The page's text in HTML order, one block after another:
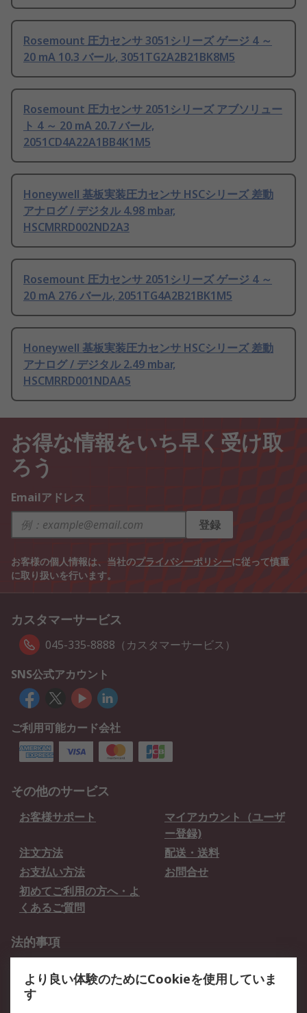
Rosemount 圧力センサ 3051シリーズ ゲージ 4 ～
20 mA 10.3 バール, 3051TG2A2B21BK8M5
Rosemount 圧力センサ 2051シリーズ アブソリュー
ト 4 ～ 20 mA 20.7 バール,
2051CD4A22A1BB4K1M5
Honeywell 基板実装圧力センサ HSCシリーズ 差動
アナログ / デジタル 4.98 mbar,
HSCMRRD002ND2A3
Rosemount 圧力センサ 2051シリーズ ゲージ 4 ～
20 mA 276 バール, 2051TG4A2B21BK1M5
Honeywell 基板実装圧力センサ HSCシリーズ 差動
アナログ / デジタル 2.49 mbar,
HSCMRRD001NDAA5
お得な情報をいち早く受け取
ろう
Emailアドレス
登録
お客様の個人情報は、当社のプライバシーポリシーに従って慎重
に取り扱いを行います。
カスタマーサービス
045-335-8888（カスタマーサービス）
SNS公式アカウント
ご利用可能カード会社
その他のサービス
お客様サポート
マイアカウント（ユーザ
ー登録)
注文方法
配送・送料
お支払い方法
お問合せ
初めてご利用の方へ・よ
くあるご質問
法的事項
クッキーポリシー
より良い体験のためにCookieを使用していま
す